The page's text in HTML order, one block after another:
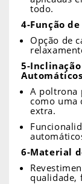
todo.
4-Função
Opção de
5-
A poltrona
como uma
extra.
6-Material
qualidade,